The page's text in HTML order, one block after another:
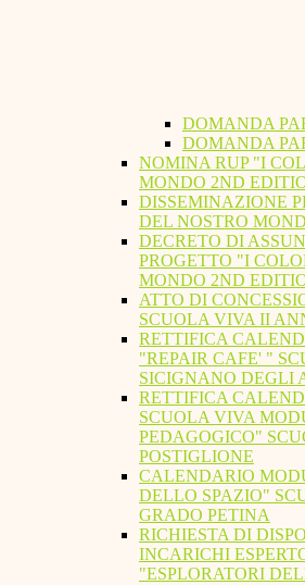
DOMANDA
DOMANDA
NOMINA RUP "I
MONDO 2ND
DISSEMINAZIONE
DEL NOSTRO
DECRETO DI
PROGETTO "I
MONDO 2ND
ATTO DI
SCUOLA VIVA II
RETTIFICA
"REPAIR CAFE' "
SICIGNANO DEGLI
RETTIFICA
SCUOLA VIVA
PEDAGOGICO"
POSTIGLIONE
CALENDARIO
DELLO SPAZIO"
GRADO PETINA
RICHIESTA DI
INCARICHI
"ESPLORATORI